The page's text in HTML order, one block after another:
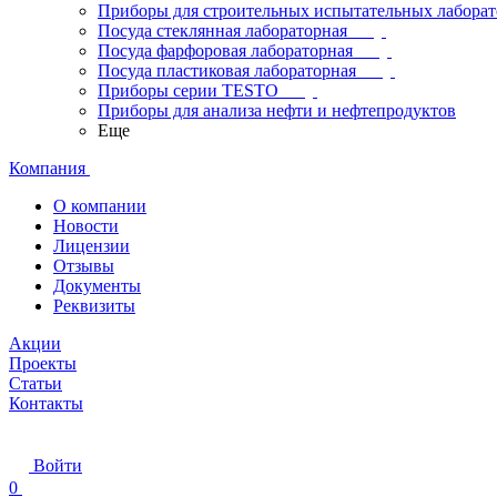
Приборы для строительных испытательных
Посуда стеклянная лабораторная
Посуда фарфоровая лабораторная
Посуда пластиковая лабораторная
Приборы серии TESTO
Приборы для анализа нефти и нефтепродуктов
Еще
Компания
О компании
Новости
Лицензии
Отзывы
Документы
Реквизиты
Акции
Проекты
Статьи
Контакты
Войти
0